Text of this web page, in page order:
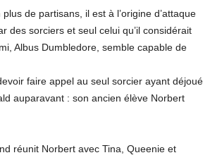
de partisans, il est à l’origine d’attaque
des sorciers et seul celui qu’il considérait
Albus Dumbledore, semble capable de
faire appel au seul sorcier ayant déjoué
auparavant : son ancien élève Norbert
réunit Norbert avec Tina, Queenie et